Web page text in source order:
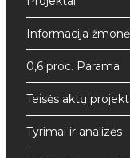
Informacija
0,6 proc. Parama
Teisės aktų
Tyrimai ir analizės